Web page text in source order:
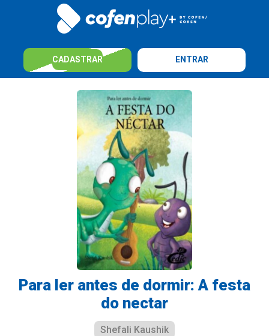
CADASTRAR ENTRAR
Para ler antes de dormir: A festa
do nectar
Shefali Kaushik